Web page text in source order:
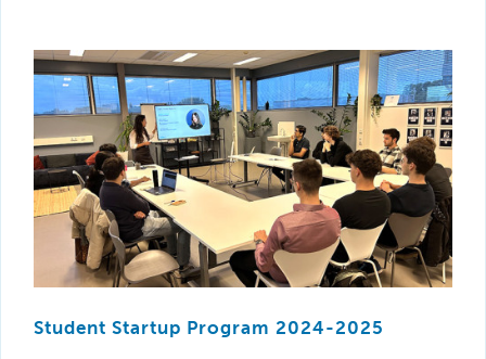
Student Startup Program 2024-2025